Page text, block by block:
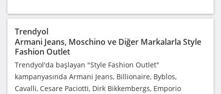
Trendyol
Armani Jeans, Moschino ve Diğer Markalarla Style
Fashion Outlet
Trendyol'da başlayan "Style Fashion Outlet"
kampanyasında Armani Jeans, Billionaire, Byblos,
Cavalli, Cesare Paciotti, Dirk Bikkembergs, Emporio